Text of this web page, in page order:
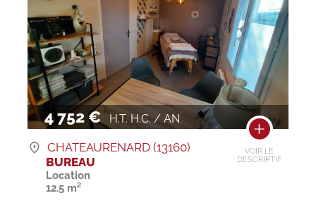
4 752 € H.T. H.C. / AN
VOIR LE
DESCRIPTIF
CHATEAURENARD (13160)
BUREAU
Location
12.5 m²